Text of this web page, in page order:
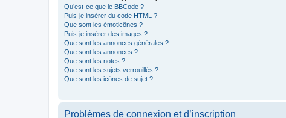
Qu’est-ce que le BBCode ?
Puis-je insérer du code HTML ?
Que sont les émoticônes ?
Puis-je insérer des images ?
Que sont les annonces générales ?
Que sont les annonces ?
Que sont les notes ?
Que sont les sujets verrouillés ?
Que sont les icônes de sujet ?
Problèmes de connexion et d’inscription